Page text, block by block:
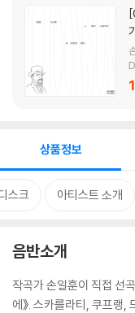
상품정보
스크 아티스트 소개
음반소개
작곡가 손일훈이 직접 선
에》. 스카를라티, 쿠프랭